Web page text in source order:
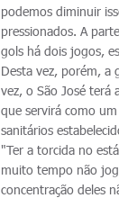
podemos diminuir
pressionados. A
gols há dois jogos,
Desta vez, porém, a
vez, o São José terá
que servirá como
sanitários
"Ter a torcida no
muito tempo não
concentração deles